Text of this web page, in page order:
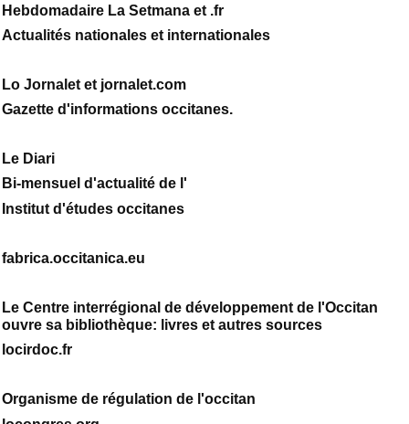
Hebdomadaire La Setmana et .fr
Actualités nationales et internationales
Lo Jornalet et jornalet.com
Gazette d'informations occitanes.
Le Diari
Bi-mensuel d'actualité de l'
Institut d'études occitanes
fabrica.occitanica.eu
Le Centre interrégional de développement de l'Occitan
ouvre sa bibliothèque: livres et autres sources
locirdoc.fr
Organisme de régulation de l'occitan